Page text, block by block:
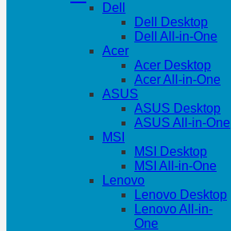
Dell
Dell Desktop
Dell All-in-One
Acer
Acer Desktop
Acer All-in-One
ASUS
ASUS Desktop
ASUS All-in-One
MSI
MSI Desktop
MSI All-in-One
Lenovo
Lenovo Desktop
Lenovo All-in-
One